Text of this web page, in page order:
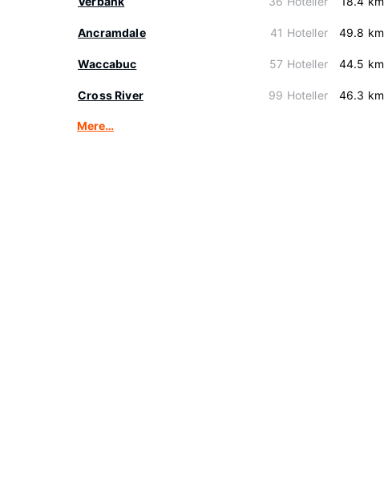
Ancramdale 41 Hoteller 49.8 km
Waccabuc 57 Hoteller 44.5 km
Cross River 99 Hoteller 46.3 km
Mere…